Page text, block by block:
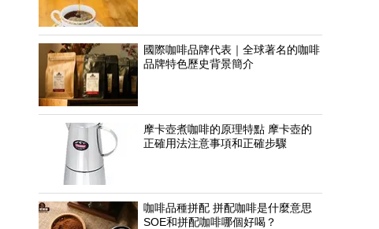
國際咖啡品牌代表｜全球著名的咖啡
品牌特色歷史背景簡介
摩卡壺煮咖啡的原理特點 摩卡壺的
正確用法注意事項和正確步驟
咖啡品種拼配 拼配咖啡是什麼意思
SOE和拼配咖啡哪個好喝？